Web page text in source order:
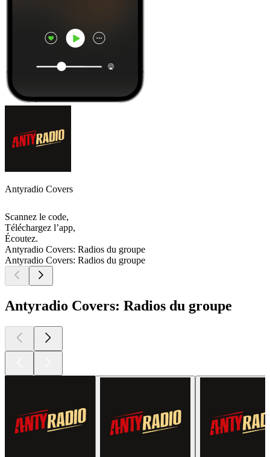
Antyradio Covers
Scannez le code,
Téléchargez l’app,
Écoutez.
Antyradio Covers: Radios du groupe
Antyradio Covers: Radios du groupe
Antyradio Covers: Radios du groupe